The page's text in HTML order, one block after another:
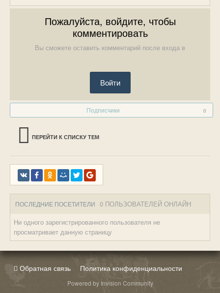
Пожалуйста, войдите, чтобы
комментировать
Вы сможете оставить комментарий после входа в
Войти
Подписчики 0
ПЕРЕЙТИ К СПИСКУ ТЕМ
ПОСЛЕДНИЕ ПОСЕТИТЕЛИ 0 ПОЛЬЗОВАТЕЛЕЙ ОНЛАЙН
Ни одного зарегистрированного пользователя не
просматривает данную страницу
Обратная связь Политика конфиденциальности
Powered by Invision Community